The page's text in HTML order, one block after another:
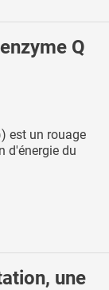
Q
est un rouage
d'énergie du
une